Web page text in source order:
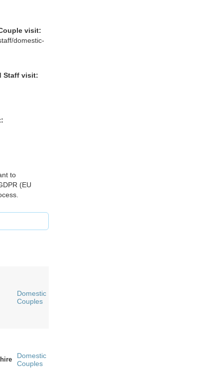
visit:
domestic-
Staff visit:
to
(EU
Domestic
Couples
Domestic
Couples